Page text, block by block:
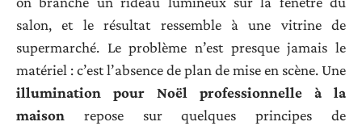
salon, et le résultat ressemble à une vitrine de
supermarché. Le problème n’est presque jamais le
matériel : c’est l’absence de plan de mise en scène. Une
illumination pour Noël professionnelle à la
maison repose sur quelques principes de